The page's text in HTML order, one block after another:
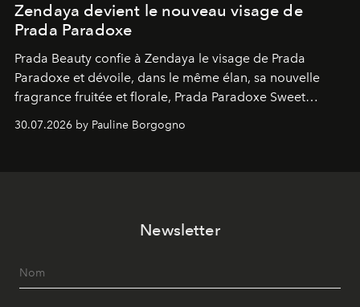
Zendaya devient le nouveau visage de
Prada Paradoxe
Prada Beauty confie à Zendaya le visage de Prada
Paradoxe et dévoile, dans le même élan, sa nouvelle
fragrance fruitée et florale, Prada Paradoxe Sweet
Chemistry Eau de Parfum.
30.07.2026 by Pauline Borgogno
Newsletter